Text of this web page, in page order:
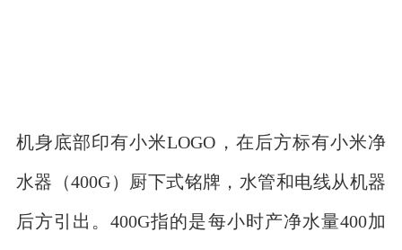
机身底部印有小米LOGO，在后方标有小米净
水器（400G）厨下式铭牌，水管和电线从机器
后方引出。400G指的是每小时产净水量400加